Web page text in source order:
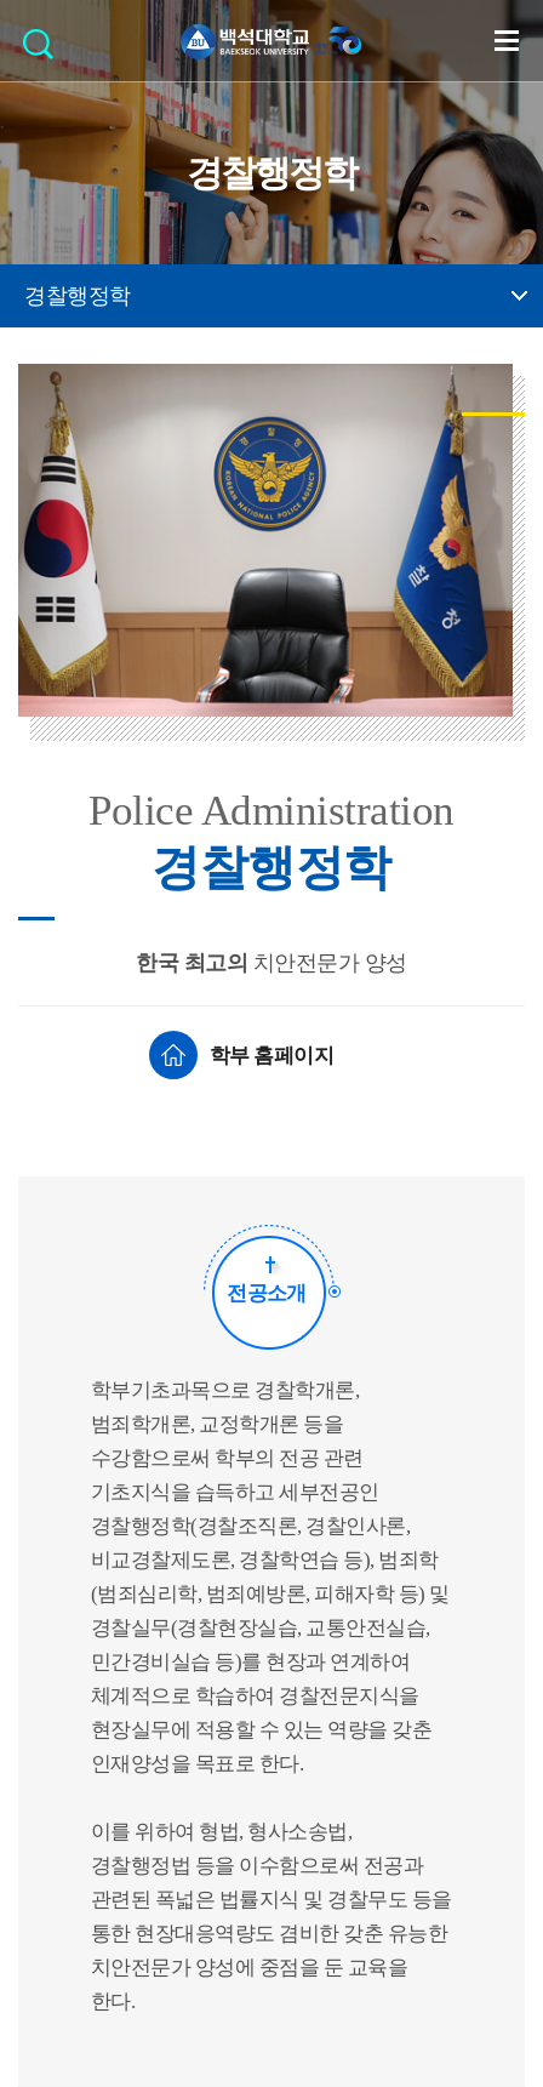
경찰행정학
경찰행정학
Police Administration
경찰행정학
한국 최고의 치안전문가 양성
학부 홈페이지
전공소개
학부기초과목으로 경찰학개론,
범죄학개론, 교정학개론 등을
수강함으로써 학부의 전공 관련
기초지식을 습득하고 세부전공인
경찰행정학(경찰조직론, 경찰인사론,
비교경찰제도론, 경찰학연습 등), 범죄학
(범죄심리학, 범죄예방론, 피해자학 등) 및
경찰실무(경찰현장실습, 교통안전실습,
민간경비실습 등)를 현장과 연계하여
체계적으로 학습하여 경찰전문지식을
현장실무에 적용할 수 있는 역량을 갖춘
인재양성을 목표로 한다.
이를 위하여 형법, 형사소송법,
경찰행정법 등을 이수함으로써 전공과
관련된 폭넓은 법률지식 및 경찰무도 등을
통한 현장대응역량도 겸비한 갖춘 유능한
치안전문가 양성에 중점을 둔 교육을
한다.